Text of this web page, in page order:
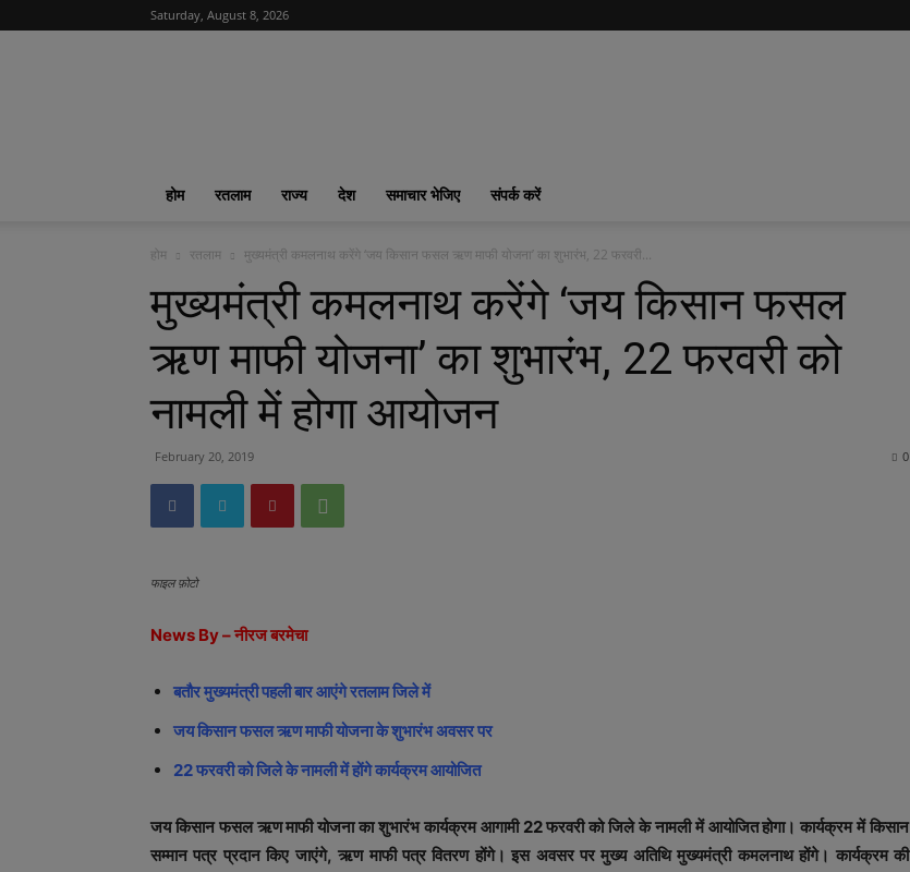
Saturday, August 8, 2026
का
फीवर
होम रतलाम राज्य देश समाचार भेजिए संपर्क करें
होम रतलाम मुख्यमंत्री कमलनाथ करेंगे ‘जय किसान फसल ऋण माफी योजना’ का शुभारंभ, 22 फरवरी...
मुख्यमंत्री कमलनाथ करेंगे ‘जय किसान फसल
ऋण माफी योजना’ का शुभारंभ, 22 फरवरी को
नामली में होगा आयोजन
February 20, 2019 0
फाइल फ़ोटो
News By – नीरज बरमेचा
बतौर मुख्यमंत्री पहली बार आएंगे रतलाम जिले में
जय किसान फसल ऋण माफी योजना के शुभारंभ अवसर पर
22 फरवरी को जिले के नामली में होंगे कार्यक्रम आयोजित
जय किसान फसल ऋण माफी योजना का शुभारंभ कार्यक्रम आगामी 22 फरवरी को जिले के नामली में आयोजित होगा। कार्यक्रम में किसान
सम्मान पत्र प्रदान किए जाएंगे, ऋण माफी पत्र वितरण होंगे। इस अवसर पर मुख्य अतिथि मुख्यमंत्री कमलनाथ होंगे। कार्यक्रम की